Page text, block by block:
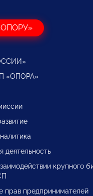
«ОПОРА»
деятельность
крупного
прав предпринимателей